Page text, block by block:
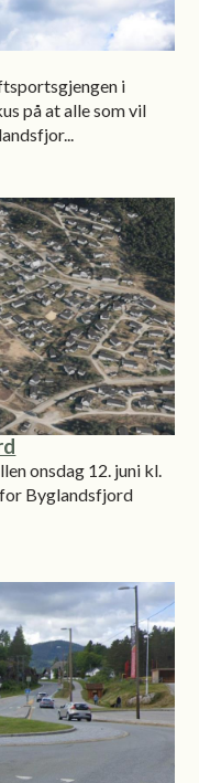
i
på at alle som vil
onsdag 12. juni kl.
Byglandsfjord